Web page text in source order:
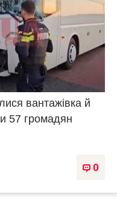
вантажівка й
57 громадян
0